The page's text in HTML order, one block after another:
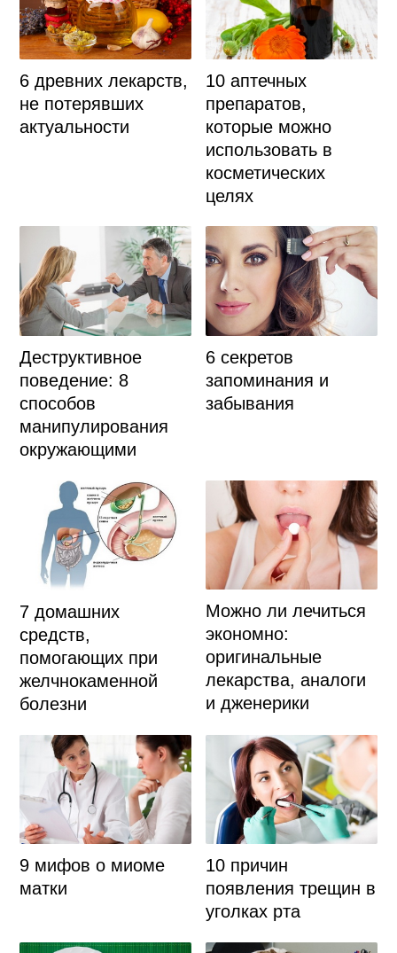
6 древних лекарств,
не потерявших
актуальности
10 аптечных
препаратов,
которые можно
использовать в
косметических
целях
Деструктивное
поведение: 8
способов
манипулирования
окружающими
6 секретов
запоминания и
забывания
7 домашних
средств,
помогающих при
желчнокаменной
болезни
Можно ли лечиться
экономно:
оригинальные
лекарства, аналоги
и дженерики
9 мифов о миоме
матки
10 причин
появления трещин в
уголках рта